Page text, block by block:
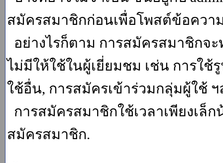
สมัครสมาชิกก่อนเพื่อโพสต์ข้อควา
อย่างไรก็ตาม การสมัครสมาชิก
ไม่มีให้ใช้ในผู้เยี่ยมชม เช่น การใช้
ใช้อื่น, การสมัครเข้าร่วมกลุ่มผู้ใช้ ฯ
การสมัครสมาชิกใช้เวลาเพียงเ
สมัครสมาชิก.